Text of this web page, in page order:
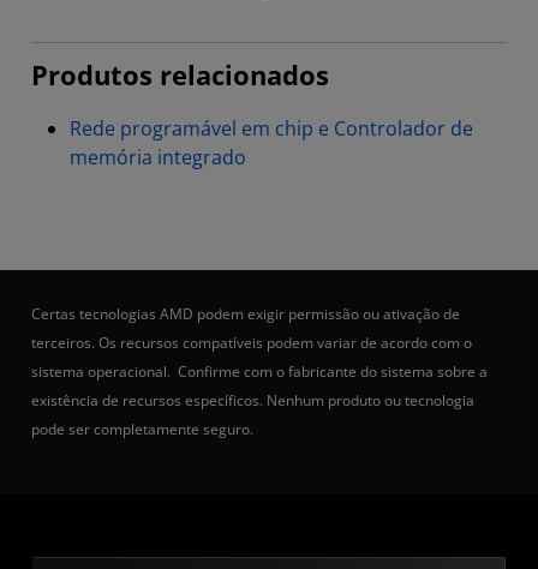
Produtos relacionados
Rede programável em chip e Controlador de
memória integrado
Certas tecnologias AMD podem exigir permissão ou ativação de
terceiros. Os recursos compatíveis podem variar de acordo com o
sistema operacional. Confirme com o fabricante do sistema sobre a
existência de recursos específicos. Nenhum produto ou tecnologia
pode ser completamente seguro.